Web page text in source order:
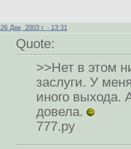
26 Дек, 2003 г. - 13:31
Quote:
>>Нет в этом
заслуги. У
иного выхода.
довела.
777.ру